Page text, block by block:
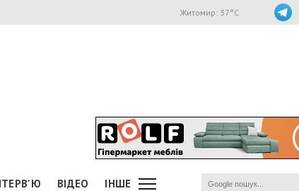
Житомир: 37°C
ВІДЕО ІНШЕ